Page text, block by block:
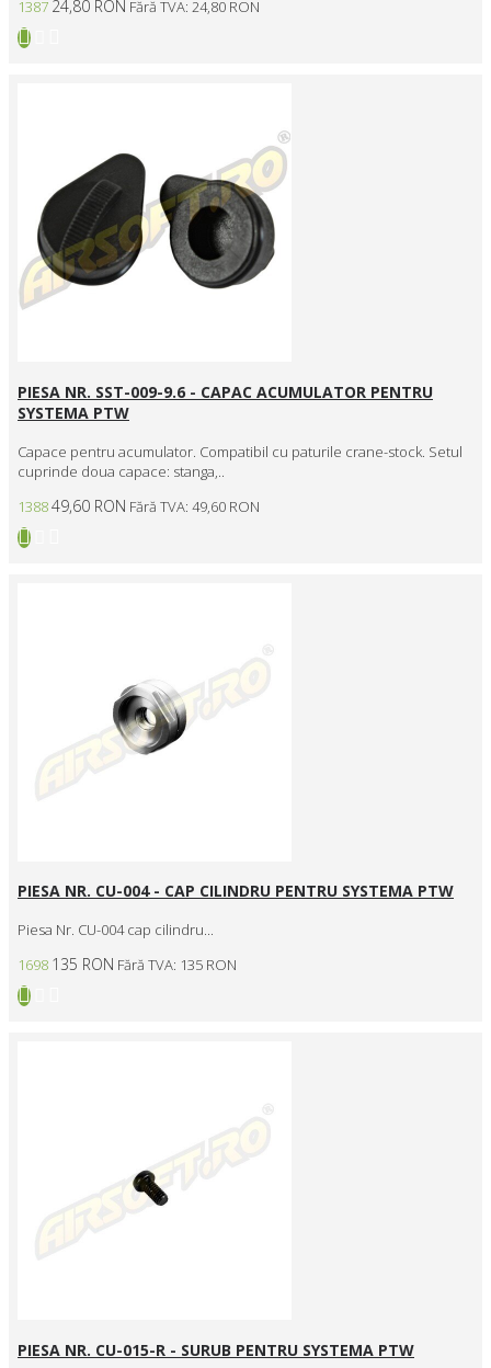
1387 24,80 RON Fără TVA: 24,80 RON
PIESA NR. SST-009-9.6 - CAPAC ACUMULATOR PENTRU
SYSTEMA PTW
Capace pentru acumulator. Compatibil cu paturile crane-stock. Setul
cuprinde doua capace: stanga,..
138849,60 RON Fără TVA: 49,60 RON
PIESA NR. CU-004 - CAP CILINDRU PENTRU SYSTEMA PTW
Piesa Nr. CU-004 cap cilindru...
1698 135 RON Fără TVA: 135 RON
PIESA NR. CU-015-R - SURUB PENTRU SYSTEMA PTW